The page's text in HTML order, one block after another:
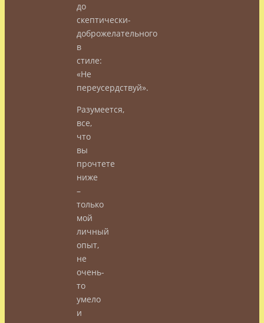
до
скептически-
доброжелательного
в
стиле:
«Не
переусердствуй».
Разумеется,
все,
что
вы
прочтете
ниже
–
только
мой
личный
опыт,
не
очень-
то
умело
и